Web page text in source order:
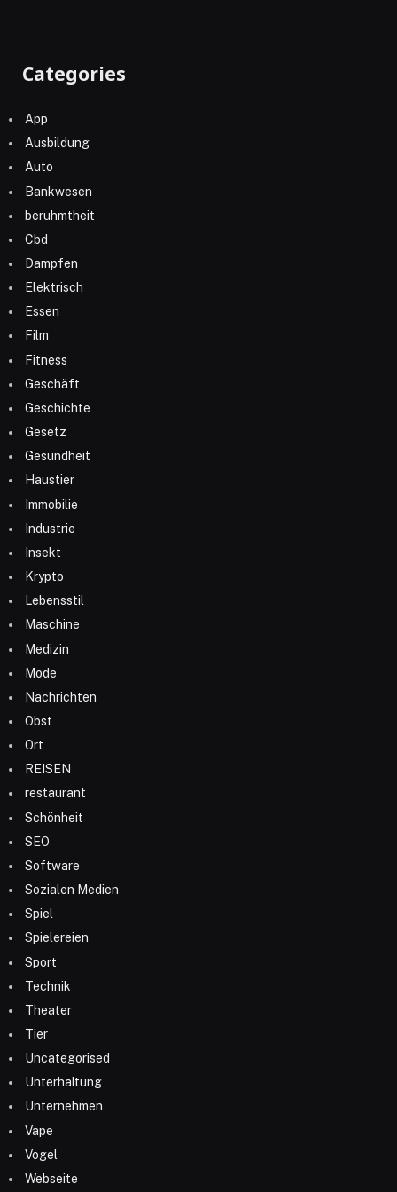
Categories
App
Ausbildung
Auto
Bankwesen
beruhmtheit
Cbd
Dampfen
Elektrisch
Essen
Film
Fitness
Geschäft
Geschichte
Gesetz
Gesundheit
Haustier
Immobilie
Industrie
Insekt
Krypto
Lebensstil
Maschine
Medizin
Mode
Nachrichten
Obst
Ort
REISEN
restaurant
Schönheit
SEO
Software
Sozialen Medien
Spiel
Spielereien
Sport
Technik
Theater
Tier
Uncategorised
Unterhaltung
Unternehmen
Vape
Vogel
Webseite